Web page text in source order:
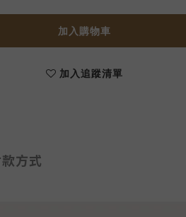
加入購物車
加入追蹤清單
方式